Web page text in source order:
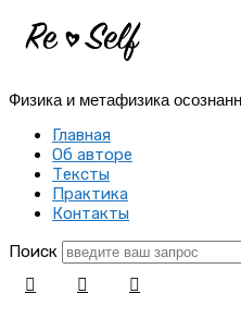
Re-
|
Создай
себя
заново
Физика и метафизика
Главная
Об авторе
Тексты
Практика
Контакты
Поиск